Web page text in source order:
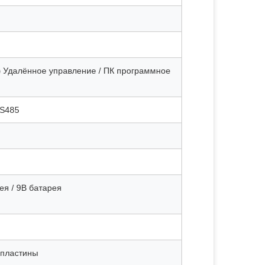
Удалённое управление / ПК программное
/ 9В батарея